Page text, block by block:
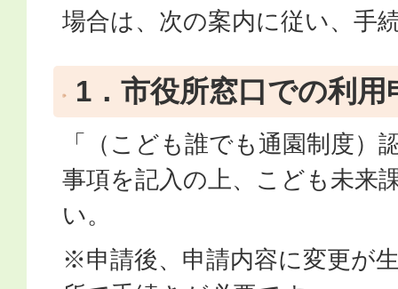
場合は、次の案内に従い、手
1．市役所窓口での利用
「（こども誰でも通園制度）
事項を記入の上、こども未来
い。
※申請後、申請内容に変更が